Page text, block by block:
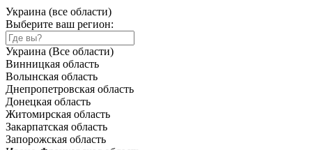
Украина (все области)
Выберите ваш регион:
Украина (Все области)
Винницкая область
Волынская область
Днепропетровская область
Донецкая область
Житомирская область
Закарпатская область
Запорожская область